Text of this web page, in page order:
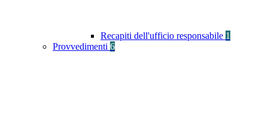
Recapiti dell'ufficio responsabile 1
Provvedimenti 6